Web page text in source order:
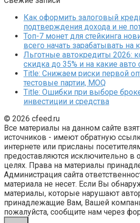
Как оформить залоговый
подтверждения дохода и не
Топ-7 монет для стейкинга
всего начать зарабатывать на
Льготные автокредиты 2026:
скидка до 35% и на какие авто
Title: Снижаем риски первой
тестовые партии, MOQ
Title: Ошибки при выборе
инвестиции и средства
© 2026 cfeed.ru
Все материалы на данном сайте
источников - имеют обратную
интернете или присланы
предоставляются исключительно в
целях. Права на материалы
Администрация сайта
материала не несет. Если Вы
материалы, которые нарушают
принадлежащие Вам, Вашей
пожалуйста, сообщите нам через